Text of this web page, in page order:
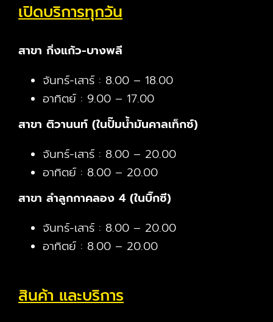
เปิดบริการทุกวัน
สาขา กิ่งแก้ว-บางพลี
จันทร์-เสาร์ : 8.00 – 18.00
อาทิตย์ : 9.00 – 17.00
สาขา ติวานนท์ (ในปั๊มน้ำมันคาลเท็กซ์)
จันทร์-เสาร์ : 8.00 – 20.00
อาทิตย์ : 8.00 – 20.00
สาขา ลำลูกกาคลอง 4 (ในบิ๊กซี)
จันทร์-เสาร์ : 8.00 – 20.00
อาทิตย์ : 8.00 – 20.00
สินค้า และบริการ